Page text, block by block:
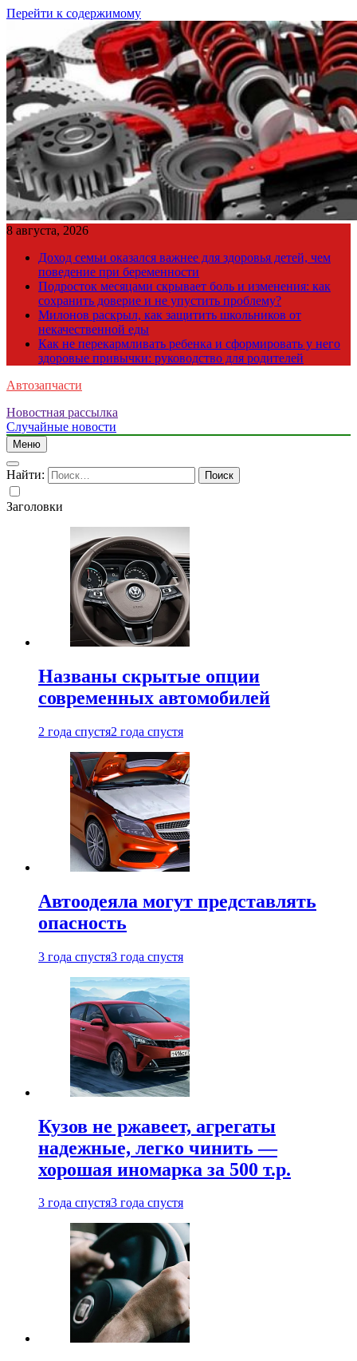
Перейти к содержимому
8 августа, 2026
Доход семьи оказался важнее для здоровья детей, чем
поведение при беременности
Подросток месяцами скрывает боль и изменения: как
сохранить доверие и не упустить проблему?
Милонов раскрыл, как защитить школьников от
некачественной еды
Как не перекармливать ребенка и сформировать у него
здоровые привычки: руководство для родителей
Автозапчасти
Новостная рассылка
Случайные новости
Меню
Найти:
Заголовки
Названы скрытые опции
современных автомобилей
2 года спустя2 года спустя
Автоодеяла могут представлять
опасность
3 года спустя3 года спустя
Кузов не ржавеет, агрегаты
надежные, легко чинить —
хорошая иномарка за 500 т.р.
3 года спустя3 года спустя